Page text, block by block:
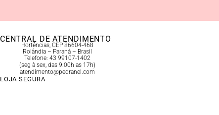
CENTRAL DE ATENDIMENTO
Hortências, CEP 86604-468
Rolândia – Paraná – Brasil
Telefone: 43 99107-1402
(seg à sex, das 9:00h as 17h)
atendimento@pedranel.com
LOJA SEGURA